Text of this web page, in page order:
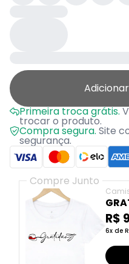
Primeira troca grátis.
trocar o produto.
Compra segura. Site
segurança.
Compre Junto
R$
6x de